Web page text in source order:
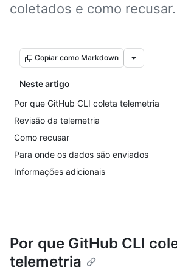
coletados e como recusar.
Copiar como Markdown
Neste artigo
Por que GitHub CLI coleta telemetria
Revisão da telemetria
Como recusar
Para onde os dados são enviados
Informações adicionais
Por que GitHub CLI
telemetria